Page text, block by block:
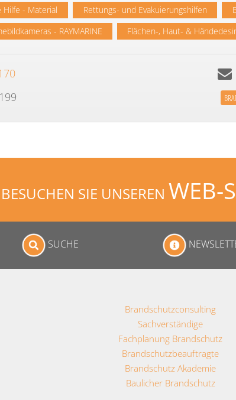
Hilfe - Material
Rettungs- und Evakuierungshilfen
- RAYMARINE
Flächen-, Haut- &
SIE UNSEREN WEB-
SUCHE
Brandschutzconsulting
Sachverständige
Fachplanung Brandschutz
Brandschutzbeauftragte
Brandschutz Akademie
Baulicher Brandschutz